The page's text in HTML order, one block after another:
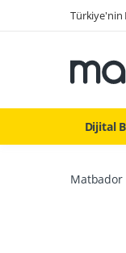
Türkiye'nin
Dijital
Matbador